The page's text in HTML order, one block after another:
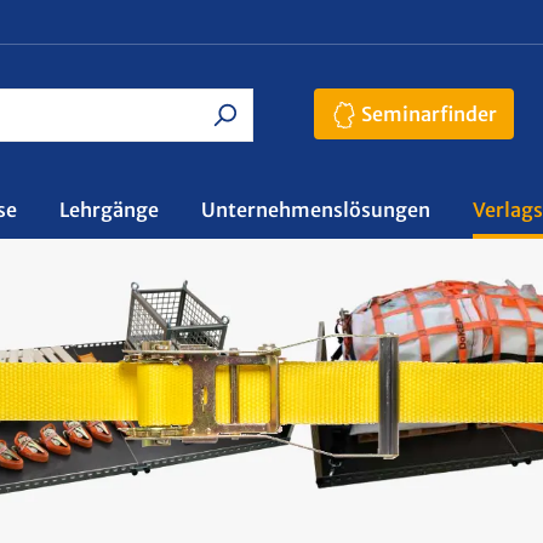
Seminarfinder
Lehrgänge Unternehmenslösungen